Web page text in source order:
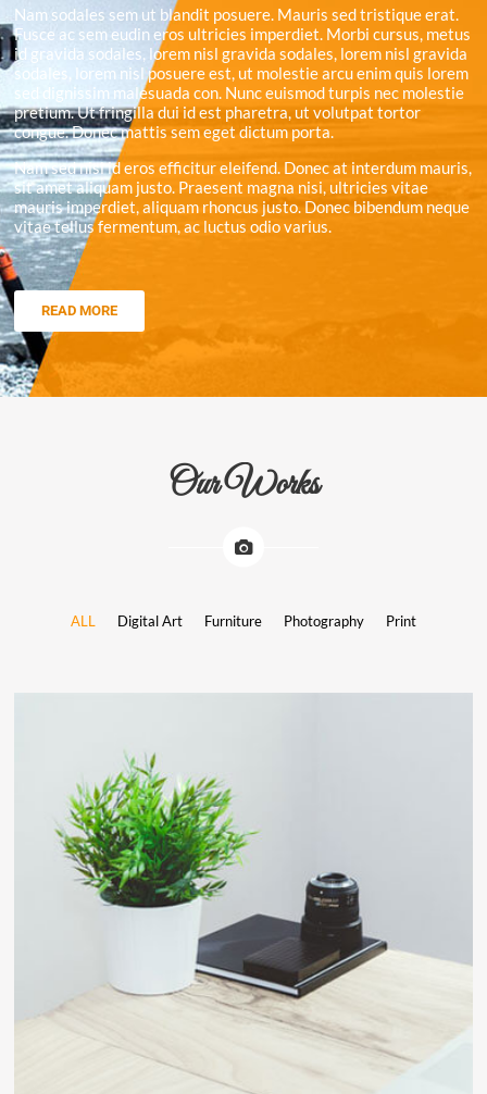
Nam sodales sem ut blandit posuere. Mauris sed tristique erat.
Fusce ac sem eudin eros ultricies imperdiet. Morbi cursus, metus
id gravida sodales, lorem nisl gravida sodales, lorem nisl gravida
sodales, lorem nisl posuere est, ut molestie arcu enim quis lorem
sed dignissim malesuada con. Nunc euismod turpis nec molestie
pretium. Ut fringilla dui id est pharetra, ut volutpat tortor
congue. Donec mattis sem eget dictum porta.
Nam sed nisl id eros efficitur eleifend. Donec at interdum mauris,
sit amet aliquam justo. Praesent magna nisi, ultricies vitae
mauris imperdiet, aliquam rhoncus justo. Donec bibendum neque
vitae tellus fermentum, ac luctus odio varius.
READ MORE
Our Works
ALL Digital Art Furniture Photography Print